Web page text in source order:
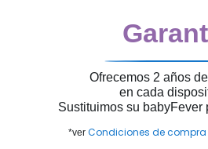
Ofrecemos 2 años
en cada
Sustituimos su babyFever
*ver Condiciones de